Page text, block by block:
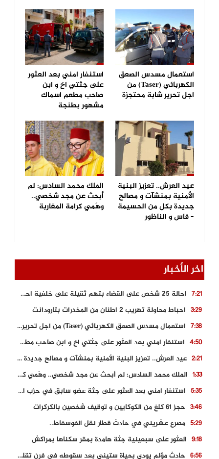
استعمال مسدس الصعق
الكهربائي (Taser) من
اجل تحرير شابة محتجزة
استنفار امني بعد العثور
على جثتي اخ و ابن
صاحب مطعم اسماك
مشهور بطنجة
عيد العرش.. تعزيز البنية
الأمنية بمنشآت و مصالح
جديدة بكل من الحسيمة
– فاس و الناظور
الملك محمد السادس: لم
أبحث عن مجد شخصي..
وهَمي كرامة المغاربة
اخر الأخبار
7:21
احالة 25 شخص على القضاء بتهم ثقيلة على خلفية احداث المناطق الشمالية
3:29 احباط محاولة تهريب 2 اطنان من المخدرات بتارودانت
7:38
استعمال مسدس الصعق الكهربائي (Taser) من اجل تحرير شابة محتجزة
4:50
استنفار امني بعد العثور على جثتي اخ و ابن صاحب مطعم اسماك مشهور بطنجة
2:21
عيد العرش.. تعزيز البنية الأمنية بمنشآت و مصالح جديدة بكل من الحسيمة – فاس و الناظور
1:33
الملك محمد السادس: لم أبحث عن مجد شخصي.. وهَمي كرامة المغاربة
5:35
استنفار امني بعد العثور على جثة عضو سابق في حزب المصباح بالقنيطرة..
3:46 حجز 61 كلغ من الكوكايين و توقيف شخصين بالكركرات
5:29 مصرع عشريني في حادث قطار نقل الفوسفاط..
9:18 العثور على سبعينية جثة هامدة بمقر سكناها بمراكش
6:56
حادث مؤلم يودي بحياة ستيني بعد سقوطه في فرن تقليدي “للجير”